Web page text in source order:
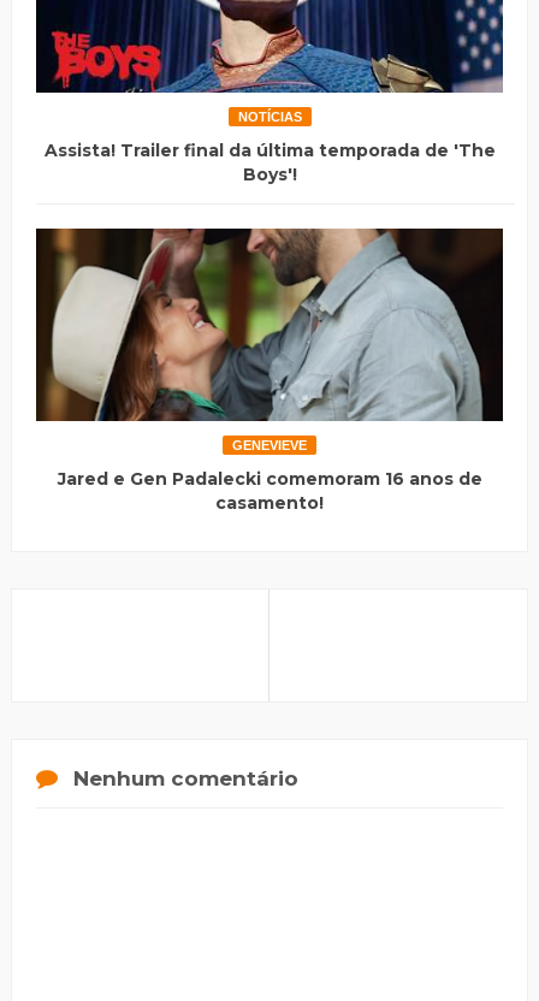
NOTÍCIAS
Assista! Trailer final da última temporada de 'The
Boys'!
GENEVIEVE
Jared e Gen Padalecki comemoram 16 anos de
casamento!
Nenhum comentário